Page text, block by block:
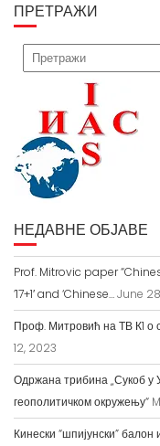
ПРЕТРАЖИ
НЕДАВНЕ ОБЈАВЕ
Prof. Mitrovic paper
’17+1′ and ‘Chinese…June
Проф. Митровић на ТВ К1 о
12, 2023
Одржана трибина „Сукоб у
геополитичком окружењу“
Кинески “шпијунски”